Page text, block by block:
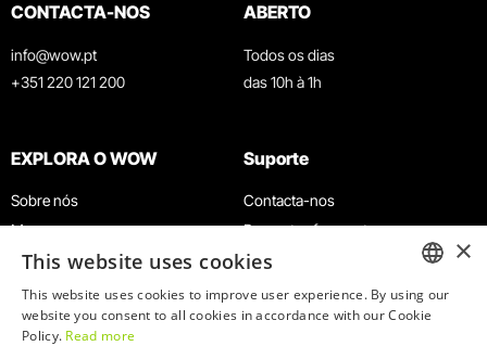
CONTACTA-NOS
info@wow.pt
+351 220 121 200
ABERTO
Todos os dias
das 10h à 1h
EXPLORA O WOW
Sobre nós
Museus
Agenda
Notícias
Restaurantes
Suporte
Contacta-nos
Perguntas frequentes
Termos e Condições
Política de privacidade e cookies
Trabalha connosco
ENGLISH
×
This website uses cookies
This website uses cookies to improve user experience. By using our
website you consent to all cookies in accordance with our Cookie
Policy. Read more